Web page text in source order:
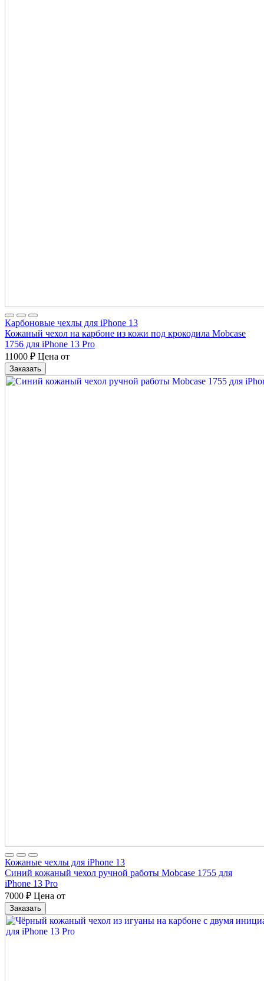
Карбоновые чехлы для iPhone 13
Кожаный чехол на карбоне из кожи под крокодила Mobcase
1756 для iPhone 13 Pro
11000 ₽ Цена от
Заказать
Кожаные чехлы для iPhone 13
Синий кожаный чехол ручной работы Mobcase 1755 для
iPhone 13 Pro
7000 ₽ Цена от
Заказать